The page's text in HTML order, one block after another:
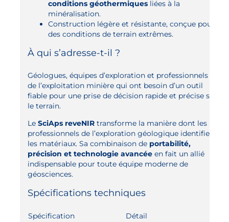
conditions géothermiquesliées à la
minéralisation.
Construction légère et résistante, conçue pour
des conditions de terrain extrêmes.
À qui s’adresse-t-il ?
Géologues, équipes d’exploration et professionnels
de l’exploitation minière qui ont besoin d’un outil
fiable pour une prise de décision rapide et précise sur
le terrain.
Le SciAps reveNIRtransforme la manière dont les
professionnels de l’exploration géologique identifient
les matériaux. Sa combinaison de portabilité,
précision et technologie avancéeen fait un allié
indispensable pour toute équipe moderne de
géosciences.
Spécifications techniques
Spécification
Détail